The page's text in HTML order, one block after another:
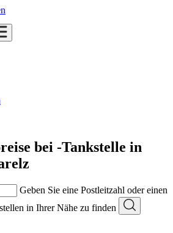
bei -Tankstelle in
Geben Sie eine Postleitzahl oder einen
in Ihrer Nähe zu finden